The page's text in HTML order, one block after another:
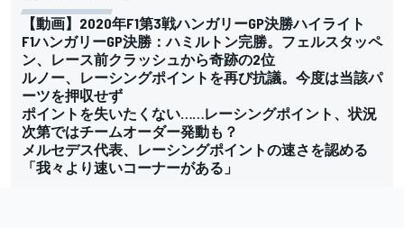
【動画】2020年F1第3戦ハンガリーGP決勝ハイライト
F1ハンガリーGP決勝：ハミルトン完勝。フェルスタッペ
ン、レース前クラッシュから奇跡の2位
ルノー、レーシングポイントを再び抗議。今度は当該パ
ーツを押収せず
ポイントを失いたくない……レーシングポイント、状況
次第ではチームオーダー発動も？
メルセデス代表、レーシングポイントの速さを認める
「我々より速いコーナーがある」